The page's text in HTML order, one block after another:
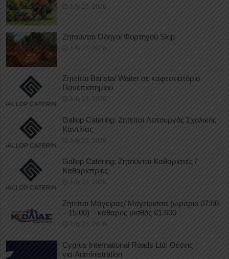
July 27, 2026
Ζητούνται Οδηγοί Φορτηγού Skip
July 27, 2026
Ζητείται Barista/ Waiter σε καφεστιατόριο
Πανεπιστημίου
July 23, 2026
Gallop Catering: Ζητείται Λειτουργός Σχολικής
Καντίνας
July 23, 2026
Gallop Catering: Ζητούνται Καθαριστές /
Καθαρίστριες
July 23, 2026
Ζητείται Μάγειρας/ Μαγείρισσα (ωράριο 07:00
– 15:00) – καθαρός μισθός €1.600
July 23, 2026
Cyprus International Roads Ltd: Θέσεις
για Administration